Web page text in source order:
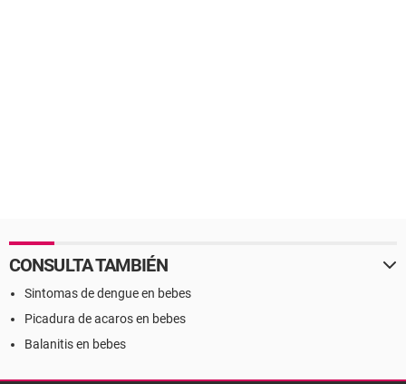
CONSULTA TAMBIÉN
Sintomas de dengue en bebes
Picadura de acaros en bebes
Balanitis en bebes